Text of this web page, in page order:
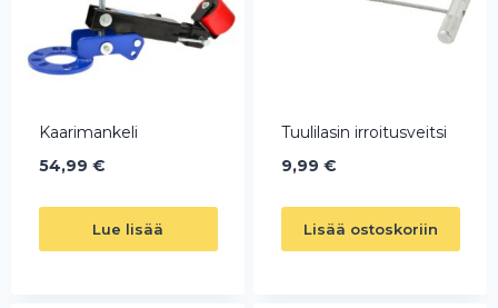
Kaarimankeli
54,99 €
Lue lisää
Tuulilasin irroitusveitsi
9,99 €
Lisää ostoskoriin